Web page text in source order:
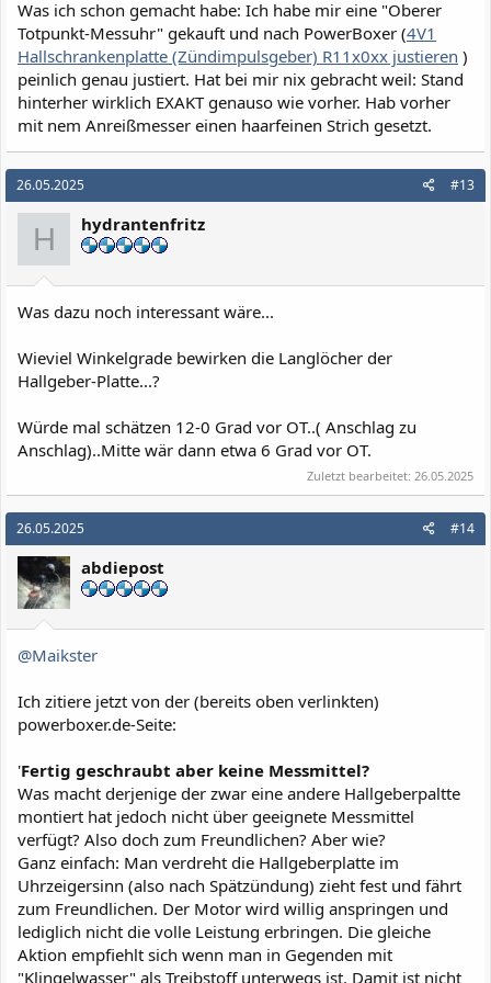
Was ich schon gemacht habe: Ich habe mir eine "Oberer
Totpunkt-Messuhr" gekauft und nach PowerBoxer (4V1
Hallschrankenplatte (Zündimpulsgeber) R11x0xx justieren )
peinlich genau justiert. Hat bei mir nix gebracht weil: Stand
hinterher wirklich EXAKT genauso wie vorher. Hab vorher
mit nem Anreißmesser einen haarfeinen Strich gesetzt.
26.05.2025 #13
H hydrantenfritz
Was dazu noch interessant wäre...
Wieviel Winkelgrade bewirken die Langlöcher der
Hallgeber-Platte...?
Würde mal schätzen 12-0 Grad vor OT..( Anschlag zu
Anschlag)..Mitte wär dann etwa 6 Grad vor OT.
Zuletzt bearbeitet: 26.05.2025
26.05.2025 #14
abdiepost
@Maikster
Ich zitiere jetzt von der (bereits oben verlinkten)
powerboxer.de-Seite:
'Fertig geschraubt aber keine Messmittel?
Was macht derjenige der zwar eine andere Hallgeberpaltte
montiert hat jedoch nicht über geeignete Messmittel
verfügt? Also doch zum Freundlichen? Aber wie?
Ganz einfach: Man verdreht die Hallgeberplatte im
Uhrzeigersinn (also nach Spätzündung) zieht fest und fährt
zum Freundlichen. Der Motor wird willig anspringen und
lediglich nicht die volle Leistung erbringen. Die gleiche
Aktion empfiehlt sich wenn man in Gegenden mit
"Klingelwasser" als Treibstoff unterwegs ist. Damit ist nicht